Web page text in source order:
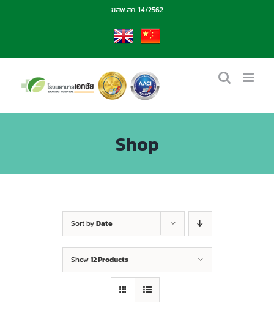
ฆสพ.สค. 14/2562
EN CN
Shop
Sort byDate
Show12 Products